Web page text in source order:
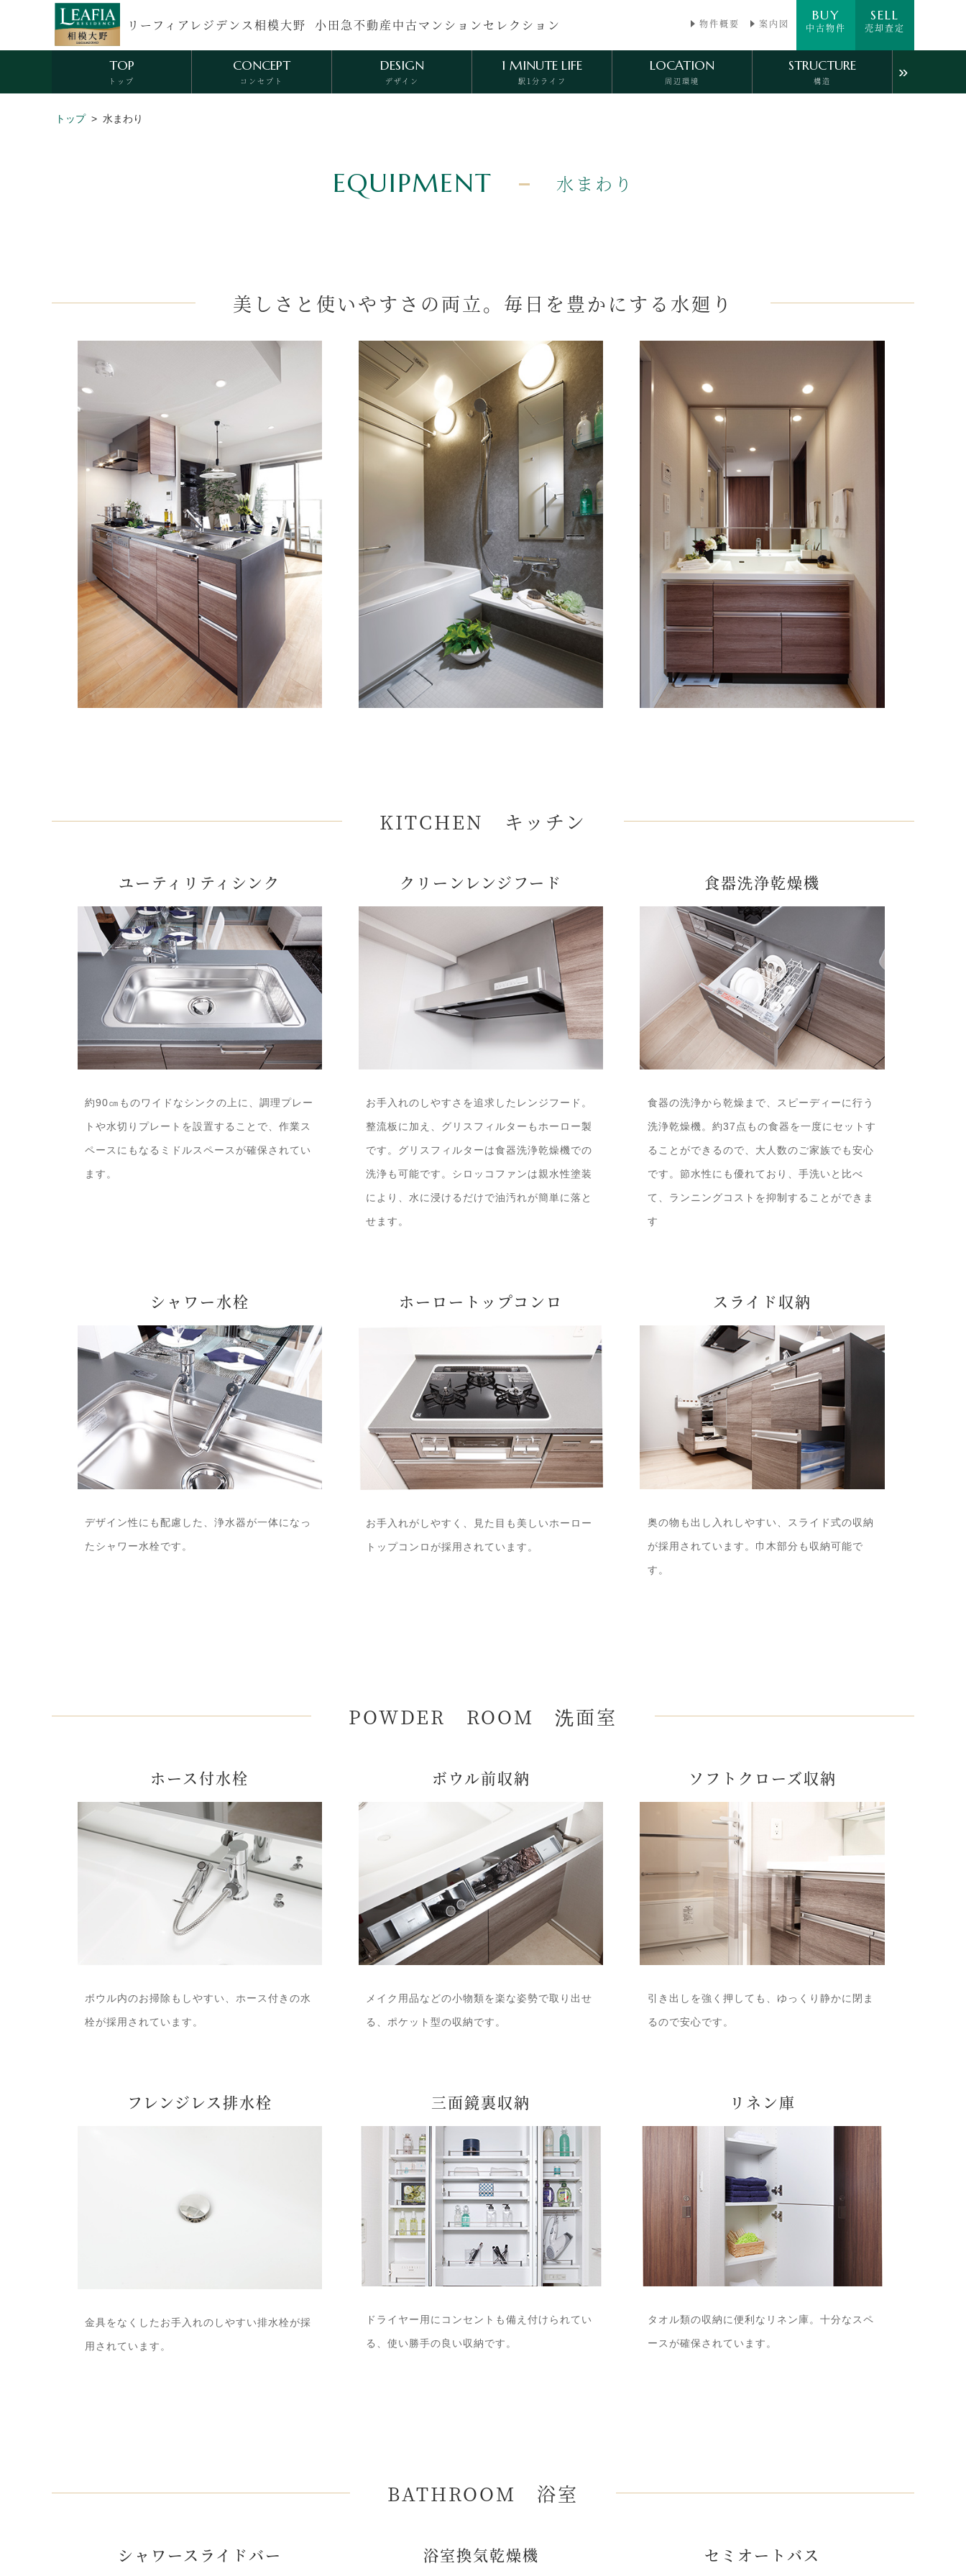
リーフィアレジデンス相模大野 小田急不動産中古マンションセレクション 物件概要 案内図
BUY
中古物件
SELL
売却査定
TOP
トップ
CONCEPT
コンセプト
DESIGN
デザイン
1 MINUTE LIFE
駅1分ライフ
LOCATION
周辺環境
STRUCTURE
構造
水まわり
»
トップ 水まわり
EQUIPMENT 水まわり
美しさと使いやすさの両立。毎日を豊かにする水廻り
KITCHEN キッチン
ユーティリティシンク
約90㎝ものワイドなシンクの上に、調理プレー
トや水切りプレートを設置することで、作業ス
ペースにもなるミドルスペースが確保されてい
ます。
クリーンレンジフード
お手入れのしやすさを追求したレンジフード。
整流板に加え、グリスフィルターもホーロー製
です。グリスフィルターは食器洗浄乾燥機での
洗浄も可能です。シロッコファンは親水性塗装
により、水に浸けるだけで油汚れが簡単に落と
せます。
食器洗浄乾燥機
食器の洗浄から乾燥まで、スピーディーに行う
洗浄乾燥機。約37点もの食器を一度にセットす
ることができるので、大人数のご家族でも安心
です。節水性にも優れており、手洗いと比べ
て、ランニングコストを抑制することができま
す
シャワー水栓
デザイン性にも配慮した、浄水器が一体になっ
たシャワー水栓です。
ホーロートップコンロ
お手入れがしやすく、見た目も美しいホーロー
トップコンロが採用されています。
スライド収納
奥の物も出し入れしやすい、スライド式の収納
が採用されています。巾木部分も収納可能で
す。
POWDER ROOM 洗面室
ホース付水栓
ボウル内のお掃除もしやすい、ホース付きの水
栓が採用されています。
ボウル前収納
メイク用品などの小物類を楽な姿勢で取り出せ
る、ポケット型の収納です。
ソフトクローズ収納
引き出しを強く押しても、ゆっくり静かに閉ま
るので安心です。
フレンジレス排水栓
金具をなくしたお手入れのしやすい排水栓が採
用されています。
三面鏡裏収納
ドライヤー用にコンセントも備え付けられてい
る、使い勝手の良い収納です。
リネン庫
タオル類の収納に便利なリネン庫。十分なスペ
ースが確保されています。
BATHROOM 浴室
シャワースライドバー 浴室換気乾燥機 セミオートバス